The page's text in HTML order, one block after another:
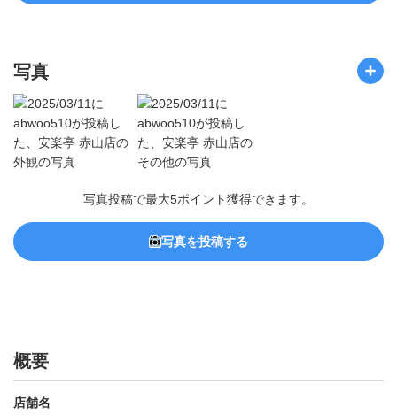
写真
写真投稿で最大5ポイント獲得できます。
写真を投稿する
概要
店舗名